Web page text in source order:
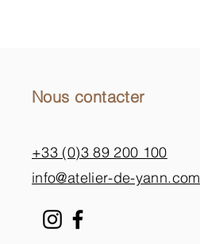
Nous contacter
+33 (0)3 89 200 100​
info@atelier-de-yann.com